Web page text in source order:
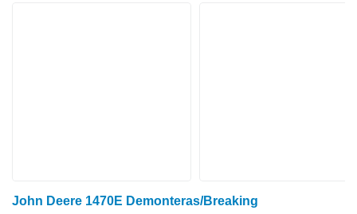
John Deere 1470E Demonteras/Breaking